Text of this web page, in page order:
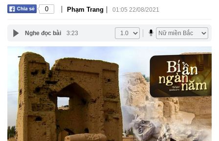
0 | Phạm Trang | 01:05 22/08/2021
Nghe đọc bài 3:23